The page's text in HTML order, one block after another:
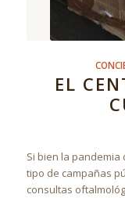
EL
Si bien la
tipo de campañas
consultas